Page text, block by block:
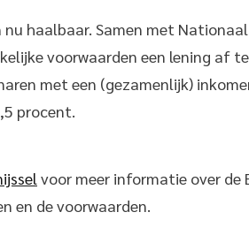
nu haalbaar. Samen met
voorwaarden een lening af
met een (gezamenlijk)
procent.
voor meer informatie over de
en de voorwaarden.